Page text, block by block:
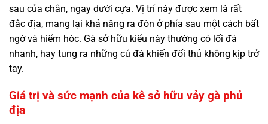
sau của chân, ngay dưới cựa. Vị trí này được xem là rất
đắc địa, mang lại khả năng ra đòn ở phía sau một cách bất
ngờ và hiểm hóc. Gà sở hữu kiểu này thường có lối đá
nhanh, hay tung ra những cú đá khiến đối thủ không kịp trở
tay.
Giá trị và sức mạnh của kê sở hữu vảy gà phủ
địa